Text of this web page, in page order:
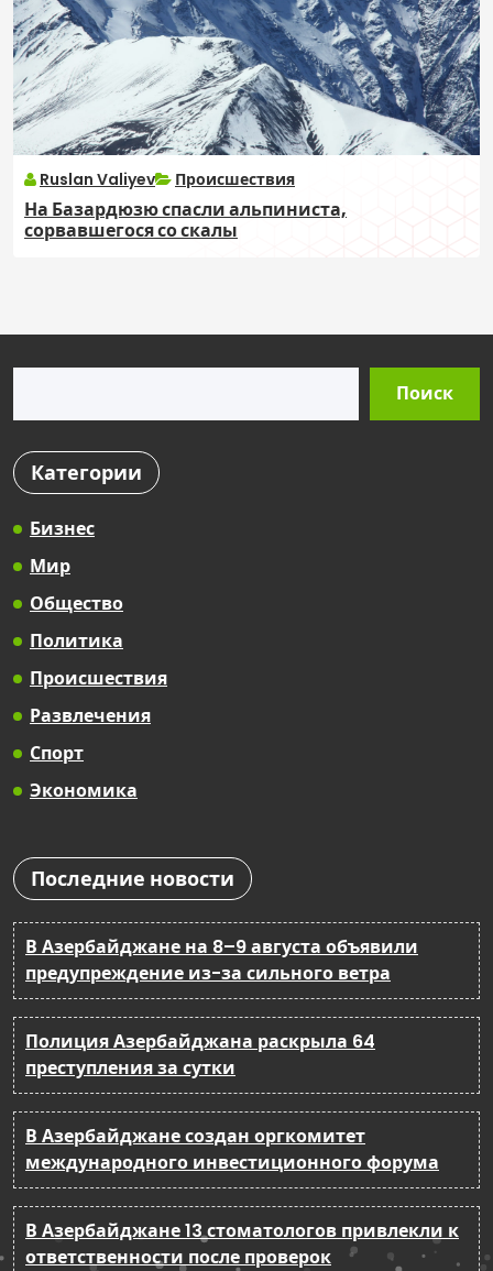
Ruslan Valiyev Происшествия
На Базардюзю спасли альпиниста,
сорвавшегося со скалы
Поиск
Категории
Бизнес
Мир
Общество
Политика
Происшествия
Развлечения
Спорт
Экономика
Последние новости
В Азербайджане на 8–9 августа объявили
предупреждение из-за сильного ветра
Полиция Азербайджана раскрыла 64
преступления за сутки
В Азербайджане создан оргкомитет
международного инвестиционного форума
В Азербайджане 13 стоматологов привлекли к
ответственности после проверок